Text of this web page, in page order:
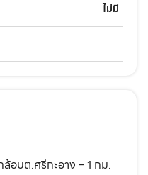
ไม่มี
อบต.ศรีกะอาง – 1 กม.